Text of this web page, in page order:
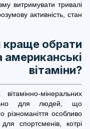
витримувати тривалі
активність, стан
обрати
американські
вітаміни?
мінеральних
для людей, що
особливо
для спортсменів, котрі